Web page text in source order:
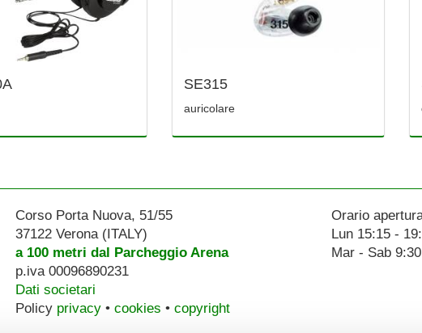
SE315
auricolare
Corso Porta Nuova, 51/55
37122 Verona (ITALY)
a 100 metri dal Parcheggio Arena
p.iva 00096890231
Dati societari
Policy privacy• cookies • copyright
Orario
Lun 15:15 -
Mar - Sab